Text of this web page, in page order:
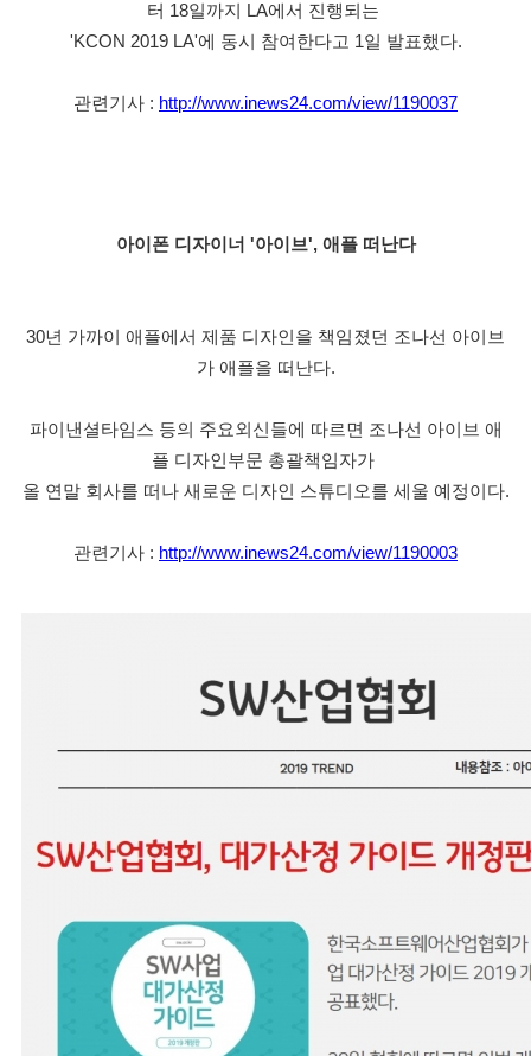
터 18일까지 LA에서 진행되는
'KCON 2019 LA'에 동시 참여한다고 1일 발표했다.
관련기사 : http://www.inews24.com/view/1190037
아이폰 디자이너 '아이브', 애플 떠난다
30년 가까이 애플에서 제품 디자인을 책임졌던 조나선 아이브
가 애플을 떠난다.
파이낸셜타임스 등의 주요외신들에 따르면 조나선 아이브 애
플 디자인부문 총괄책임자가
올 연말 회사를 떠나 새로운 디자인 스튜디오를 세울 예정이다.
관련기사 : http://www.inews24.com/view/1190003